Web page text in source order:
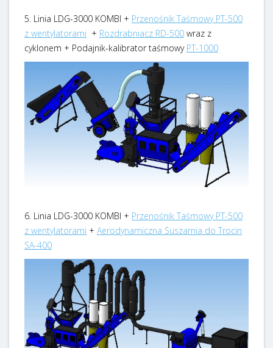
5. Linia LDG-3000 KOMBI + Przenośnik Taśmowy PT-500
z wentylatorami + Rozdrabniacz RD-500 wraz z
cyklonem + Podajnik-kalibrator taśmowy PT-1000
6. Linia LDG-3000 KOMBI + Przenośnik Taśmowy PT-500
z wentylatorami + Aerodynamiczna Suszarnia do Trocin
SA-400